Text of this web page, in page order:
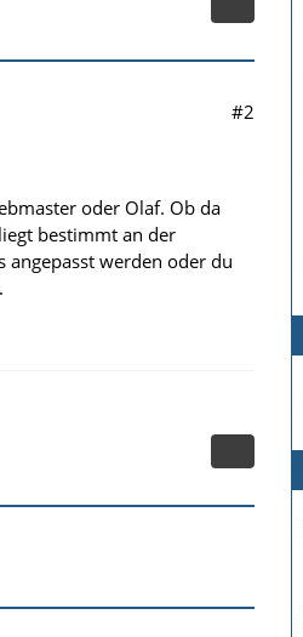
#2
oder Olaf. Ob da
bestimmt an der
angepasst werden oder du